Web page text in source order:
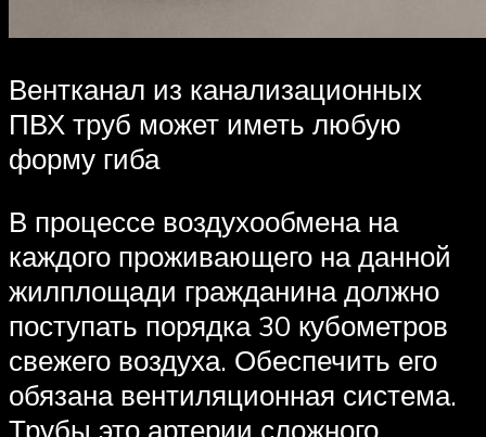
Вентканал из канализационных
ПВХ труб может иметь любую
форму гиба
В процессе воздухообмена на
каждого проживающего на данной
жилплощади гражданина должно
поступать порядка 30 кубометров
свежего воздуха. Обеспечить его
обязана вентиляционная система.
Трубы это артерии сложного